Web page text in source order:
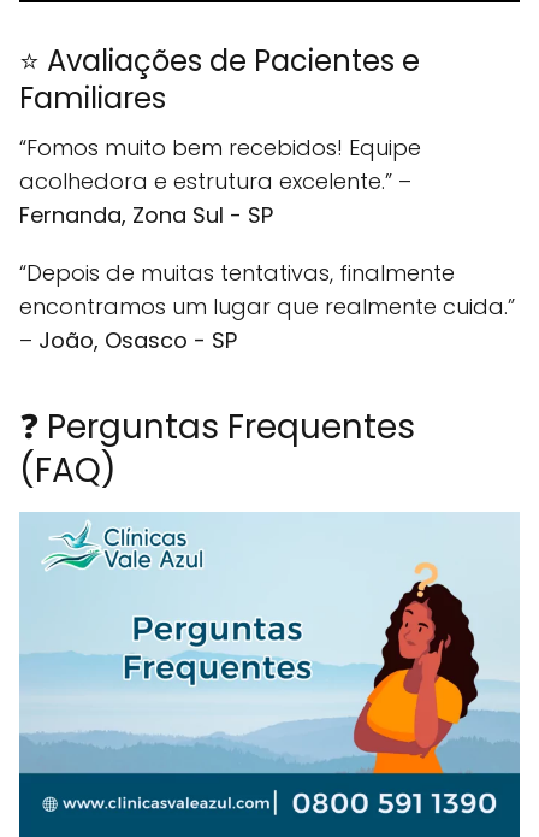
⭐ Avaliações de Pacientes e
Familiares
“Fomos muito bem recebidos! Equipe
acolhedora e estrutura excelente.” –
Fernanda, Zona Sul - SP
“Depois de muitas tentativas, finalmente
encontramos um lugar que realmente cuida.”
– João, Osasco - SP
❓ Perguntas Frequentes
(FAQ)